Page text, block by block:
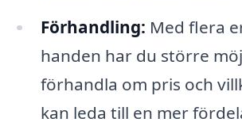
Förhandling: Med flera
handen har du större
förhandla om pris och
kan leda till en mer